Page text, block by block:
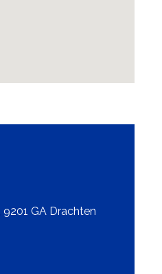
9201 GA Drachten